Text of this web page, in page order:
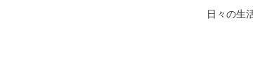
日々の生